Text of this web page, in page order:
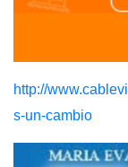
http://
s-un-cambio